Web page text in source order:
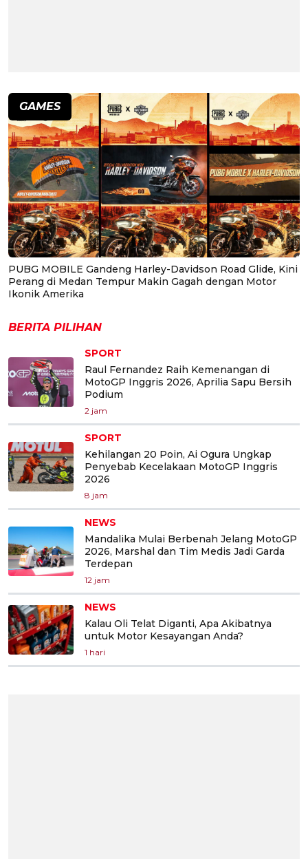
GAMES
PUBG MOBILE Gandeng Harley-Davidson Road Glide, Kini
Perang di Medan Tempur Makin Gagah dengan Motor
Ikonik Amerika
BERITA PILIHAN
SPORT
Raul Fernandez Raih Kemenangan di
MotoGP Inggris 2026, Aprilia Sapu Bersih
Podium
2 jam
SPORT
Kehilangan 20 Poin, Ai Ogura Ungkap
Penyebab Kecelakaan MotoGP Inggris
2026
8 jam
NEWS
Mandalika Mulai Berbenah Jelang MotoGP
2026, Marshal dan Tim Medis Jadi Garda
Terdepan
12 jam
NEWS
Kalau Oli Telat Diganti, Apa Akibatnya
untuk Motor Kesayangan Anda?
1 hari